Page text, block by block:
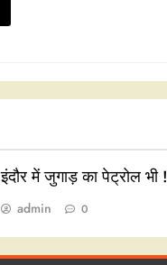
इंदौर में जुगाड़ का पेट्रोल भी !
admin 0